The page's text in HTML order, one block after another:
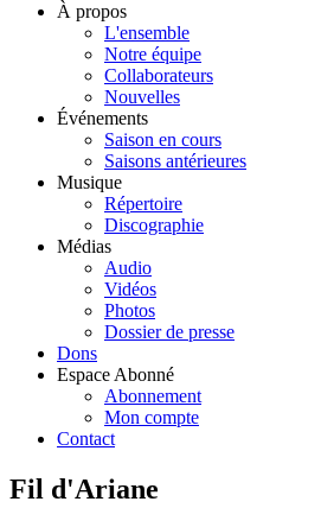
À propos
L'ensemble
Notre équipe
Collaborateurs
Nouvelles
Événements
Saison en cours
Saisons antérieures
Musique
Répertoire
Discographie
Médias
Audio
Vidéos
Photos
Dossier de presse
Dons
Espace Abonné
Abonnement
Mon compte
Contact
Fil d'Ariane